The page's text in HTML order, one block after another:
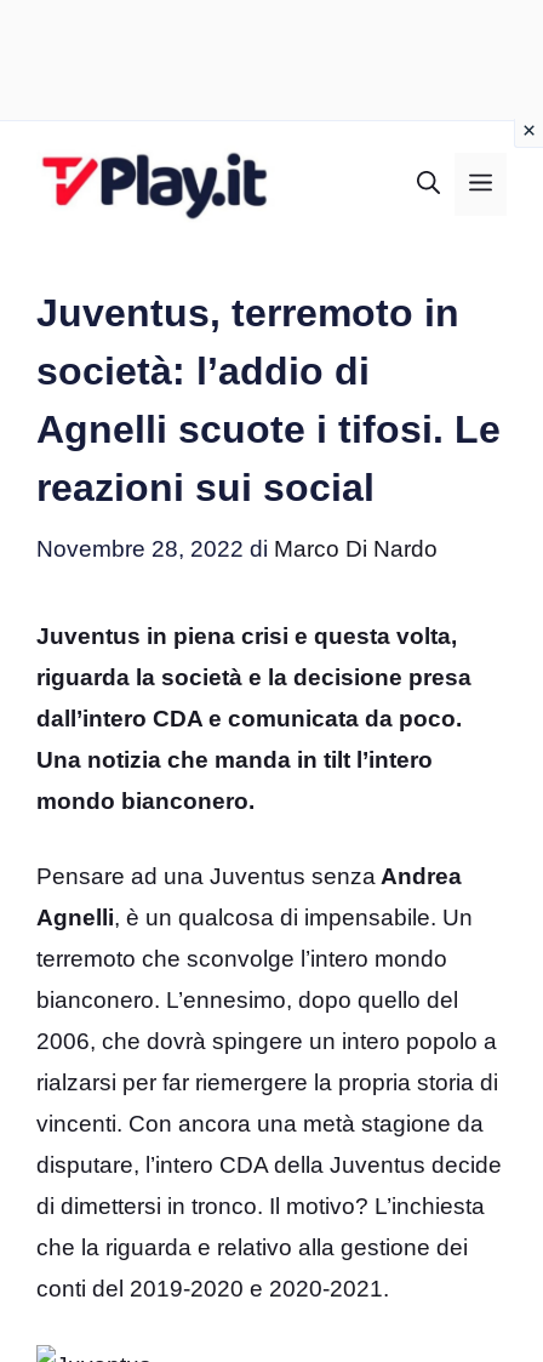
Juventus, terremoto in
società: l’addio di
Agnelli scuote i tifosi. Le
reazioni sui social
Novembre 28, 2022 di Marco Di Nardo
Juventus in piena crisi e questa volta,
riguarda la società e la decisione presa
dall’intero CDA e comunicata da poco.
Una notizia che manda in tilt l’intero
mondo bianconero.
Pensare ad una Juventus senza Andrea
Agnelli, è un qualcosa di impensabile. Un
terremoto che sconvolge l’intero mondo
bianconero. L’ennesimo, dopo quello del
2006, che dovrà spingere un intero popolo a
rialzarsi per far riemergere la propria storia di
vincenti. Con ancora una metà stagione da
disputare, l’intero CDA della Juventus decide
di dimettersi in tronco. Il motivo? L’inchiesta
che la riguarda e relativo alla gestione dei
conti del 2019-2020 e 2020-2021.